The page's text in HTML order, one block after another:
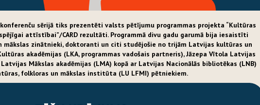
konferenču sērijā tiks prezentēti valsts pētījumu programmas projekta “Kultūras
attīstībai”/CARD rezultāti. Programmā divu gadu garumā bija iesaistīti
mākslas zinātnieki, doktoranti un citi studējošie no trijām Latvijas kultūras un
akadēmijas (LKA, programmas vadošais partneris), Jāzepa Vītola Latvijas
Mākslas akadēmijas (LMA) kopā ar Latvijas Nacionālās bibliotēkas (LNB)
folkloras un mākslas institūta (LU LFMI) pētniekiem.